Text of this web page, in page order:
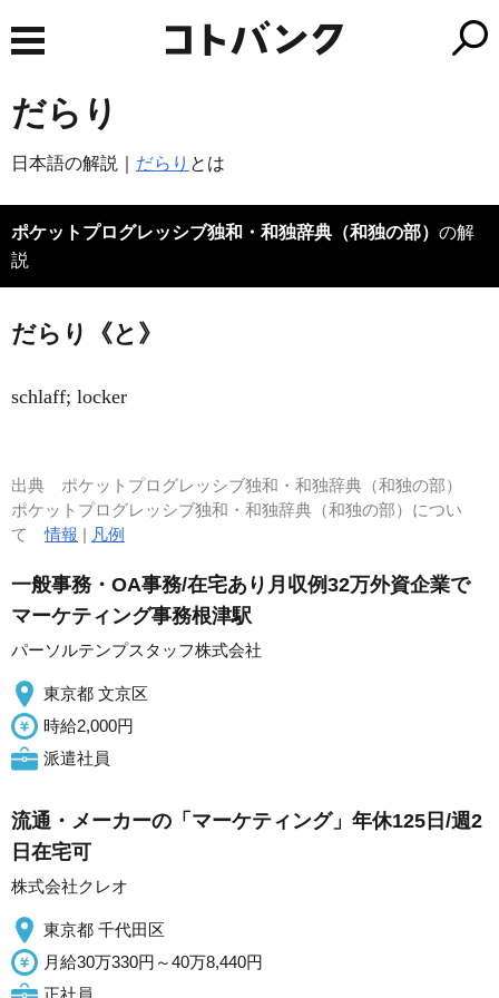
だらり
日本語の解説｜ だらり とは
ポケットプログレッシブ独和・和独辞典（和独の部） の解
説
だらり《と》
schlaff; locker
出典 ポケットプログレッシブ独和・和独辞典（和独の部）
ポケットプログレッシブ独和・和独辞典（和独の部）につい
て情報 | 凡例
一般事務・OA事務/在宅あり月収例32万外資企業で
マーケティング事務根津駅
パーソルテンプスタッフ株式会社
東京都 文京区
時給2,000円
派遣社員
流通・メーカーの「マーケティング」年休125日/週2
日在宅可
株式会社クレオ
東京都 千代田区
月給30万330円～40万8,440円
正社員